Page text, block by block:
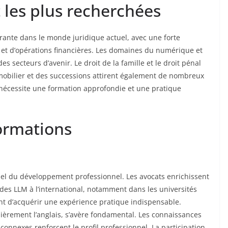
plus recherchées
dans le monde juridique actuel, avec une forte
d’opérations financières. Les domaines du numérique et
secteurs d’avenir. Le droit de la famille et le droit pénal
et des successions attirent également de nombreux
une formation approfondie et une pratique
du développement professionnel. Les avocats enrichissent
LLM à l’international, notamment dans les universités
d’acquérir une expérience pratique indispensable.
l’anglais, s’avère fondamental. Les connaissances